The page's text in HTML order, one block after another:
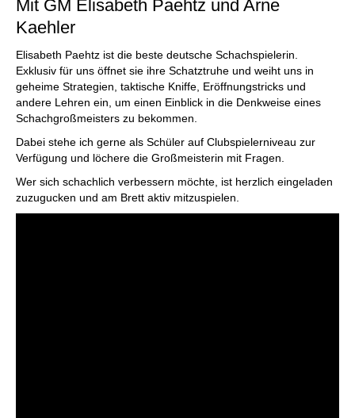
Mit GM Elisabeth Paehtz und Arne
Kaehler
Elisabeth Paehtz ist die beste deutsche Schachspielerin.
Exklusiv für uns öffnet sie ihre Schatztruhe und weiht uns in
geheime Strategien, taktische Kniffe, Eröffnungstricks und
andere Lehren ein, um einen Einblick in die Denkweise eines
Schachgroßmeisters zu bekommen.
Dabei stehe ich gerne als Schüler auf Clubspielerniveau zur
Verfügung und löchere die Großmeisterin mit Fragen.
Wer sich schachlich verbessern möchte, ist herzlich eingeladen
zuzugucken und am Brett aktiv mitzuspielen.